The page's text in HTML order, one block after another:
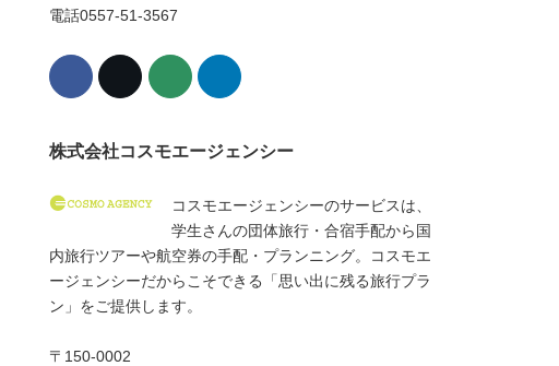
電話0557-51-3567
株式会社コスモエージェンシー
コスモエージェンシーのサービスは、
学生さんの団体旅行・合宿手配から国
内旅行ツアーや航空券の手配・プランニング。コスモエ
ージェンシーだからこそできる「思い出に残る旅行プラ
ン」をご提供します。
〒150-0002